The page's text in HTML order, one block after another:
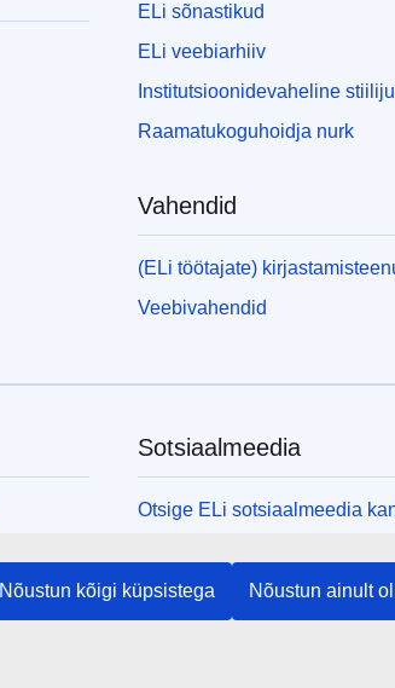
Nõustun kõigi küpsistega Nõustun ainult
ELi sõnastikud
ELi veebiarhiiv
Institutsioonidevaheline
Raamatukoguhoidja nurk
Vahendid
(ELi töötajate)
Veebivahendid
Sotsiaalmeedia
Otsige ELi sotsiaalmeedia
ELi institutsioonid ja